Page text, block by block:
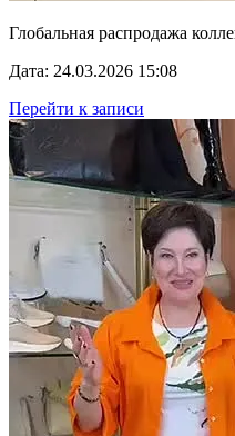
Глобальная распродажа
Дата: 24.03.2026 15:08
Перейти к записи